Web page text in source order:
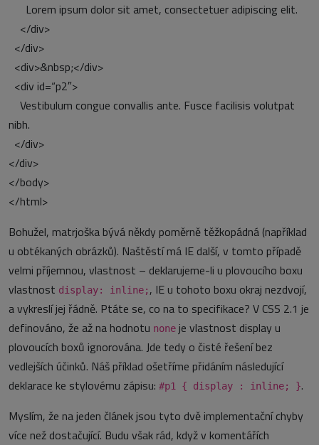
Lorem ipsum dolor sit amet, consectetuer adipiscing elit.
</div>
</div>
<div>&nbsp;</div>
<div id=“p2″>
Vestibulum congue convallis ante. Fusce facilisis volutpat
nibh.
</div>
</div>
</body>
</html>
Bohužel, matrjoška bývá někdy poměrně těžkopádná (například
u obtékaných obrázků). Naštěstí má IE další, v tomto případě
velmi příjemnou, vlastnost – deklarujeme-li u plovoucího boxu
vlastnost display: inline; , IE u tohoto boxu okraj nezdvojí,
a vykreslí jej řádně. Ptáte se, co na to specifikace? V CSS 2.1 je
definováno, že až na hodnotu none je vlastnost display u
plovoucích boxů ignorována. Jde tedy o čisté řešení bez
vedlejších účinků. Náš příklad ošetříme přidáním následující
deklarace ke stylovému zápisu: #p1 { display : inline; }.
Myslím, že na jeden článek jsou tyto dvě implementační chyby
více než dostačující. Budu však rád, když v komentářích